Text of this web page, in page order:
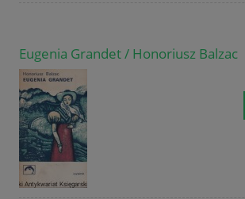
Eugenia Grandet / Honoriusz Balzac